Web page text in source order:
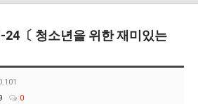
24〔 청소년을 위한 재미있는
0